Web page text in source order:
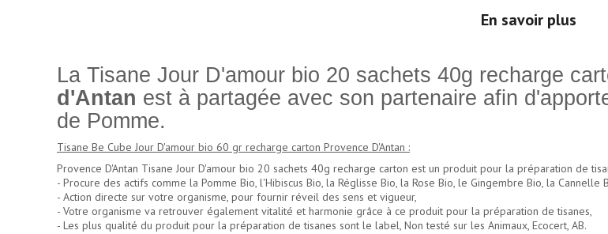
En savoir plus
La Tisane Jour D'amour bio 20 sachets 40g recharge
d'Antan est à partagée avec son partenaire afin
de Pomme.
Tisane Be Cube Jour D'amour bio 60 gr recharge carton Provence D'Antan :
Provence D'Antan Tisane Jour D'amour bio 20 sachets 40g recharge carton est un produit pour la préparation de
- Procure des actifs comme la Pomme Bio, l'Hibiscus Bio, la Réglisse Bio, la Rose Bio, le Gingembre Bio, la
- Action directe sur votre organisme, pour fournir réveil des sens et vigueur,
- Votre organisme va retrouver également vitalité et harmonie grâce à ce produit pour la préparation de tisanes,
- Les plus qualité du produit pour la préparation de tisanes sont le label, Non testé sur les Animaux, Ecocert, AB.